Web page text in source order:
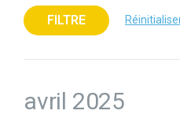
FILTRE
avril 2025